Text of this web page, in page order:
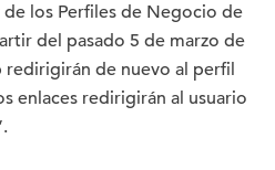
los Perfiles de Negocio de
del pasado 5 de marzo de
redirigirán de nuevo al perfil
enlaces redirigirán al usuario